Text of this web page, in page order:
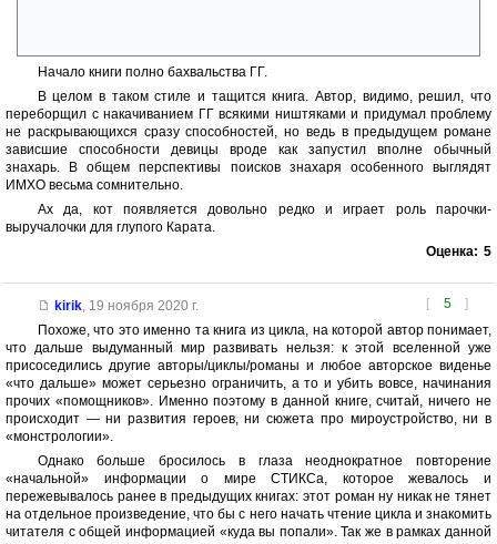
Начало книги полно бахвальства ГГ.
В целом в таком стиле и тащится книга. Автор, видимо, решил, что
переборщил с накачиванием ГГ всякими ништяками и придумал проблему
не раскрывающихся сразу способностей, но ведь в предыдущем романе
зависшие способности девицы вроде как запустил вполне обычный
знахарь. В общем перспективы поисков знахаря особенного выглядят
ИМХО весьма сомнительно.
Ах да, кот появляется довольно редко и играет роль парочки-
выручалочки для глупого Карата.
Оценка: 5
[ 5 ]
kirik, 19 ноября 2020 г.
Похоже, что это именно та книга из цикла, на которой автор понимает,
что дальше выдуманный мир развивать нельзя: к этой вселенной уже
присоседились другие авторы/циклы/романы и любое авторское виденье
«что дальше» может серьезно ограничить, а то и убить вовсе, начинания
прочих «помощников». Именно поэтому в данной книге, считай, ничего не
происходит — ни развития героев, ни сюжета про мироустройство, ни в
«монстрологии».
Однако больше бросилось в глаза неоднократное повторение
«начальной» информации о мире СТИКСа, которое жевалось и
пережевывалось ранее в предыдущих книгах: этот роман ну никак не тянет
на отдельное произведение, что бы с него начать чтение цикла и знакомить
читателя с общей информацией «куда вы попали». Так же в рамках данной